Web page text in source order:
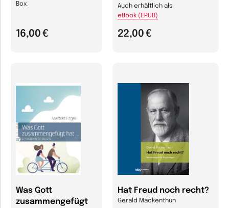
Box
16,00 € 22,00 €
Auch erhältlich als
eBook (EPUB)
Was Gott
zusammengefügt
Hat Freud noch recht?
Gerald Mackenthun